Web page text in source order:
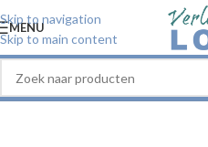
Skip to navigation
Skip to main content
MENU